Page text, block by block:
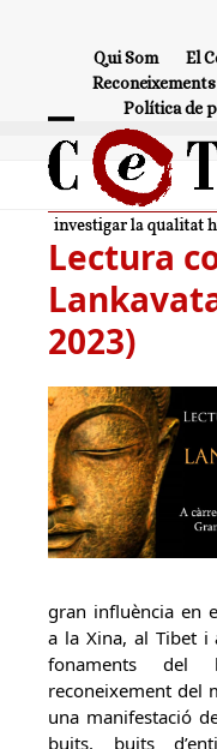
Qui Som El
Reconeixements
Política de
Open
mobile
menu
Close
mobile
menu
Lectura
2023)
gran influència en
a la Xina, al Tibet i
fonaments del
reconeixement del
una manifestació
buits, buits